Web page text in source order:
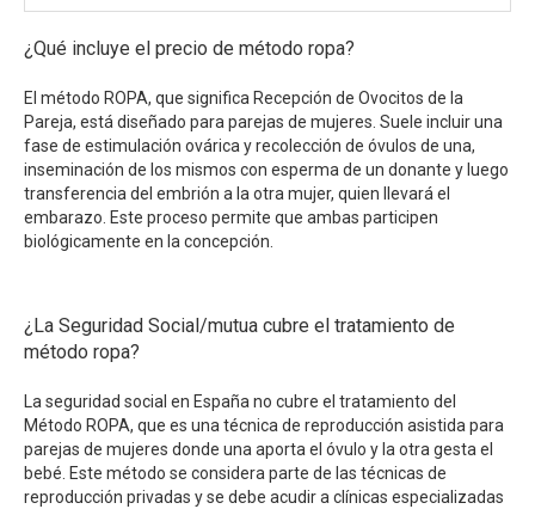
¿Qué incluye el precio de método ropa?
El método ROPA, que significa Recepción de Ovocitos de la
Pareja, está diseñado para parejas de mujeres. Suele incluir una
fase de estimulación ovárica y recolección de óvulos de una,
inseminación de los mismos con esperma de un donante y luego
transferencia del embrión a la otra mujer, quien llevará el
embarazo. Este proceso permite que ambas participen
biológicamente en la concepción.
¿La Seguridad Social/mutua cubre el tratamiento de
método ropa?
La seguridad social en España no cubre el tratamiento del
Método ROPA, que es una técnica de reproducción asistida para
parejas de mujeres donde una aporta el óvulo y la otra gesta el
bebé. Este método se considera parte de las técnicas de
reproducción privadas y se debe acudir a clínicas especializadas